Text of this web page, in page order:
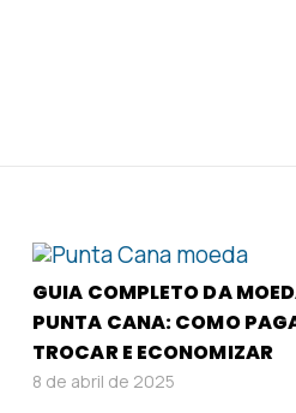
GUIA COMPLETO DA
PUNTA CANA: COMO
TROCAR E ECONOMIZAR
8 de abril de 2025